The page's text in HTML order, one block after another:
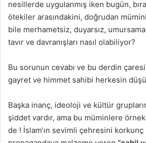
nesillerde uygulanmış iken bugün,
ötekiler arasındakini, doğrudan
bile merhametsiz, duyarsız,
tavır ve davranışları nasıl olabiliyor?
Bu sorunun cevabı ve bu derdin
gayret ve himmet sahibi herkesin
Başka inanç, ideoloji ve kültür
şiddet vardır, ama bu müminlere
de ! İslam’ın sevimli çehresini